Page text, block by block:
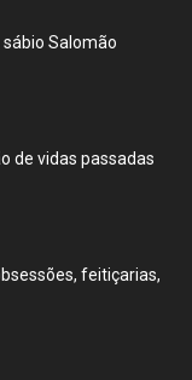
sábio Salomão
de vidas passadas
feitiçarias,